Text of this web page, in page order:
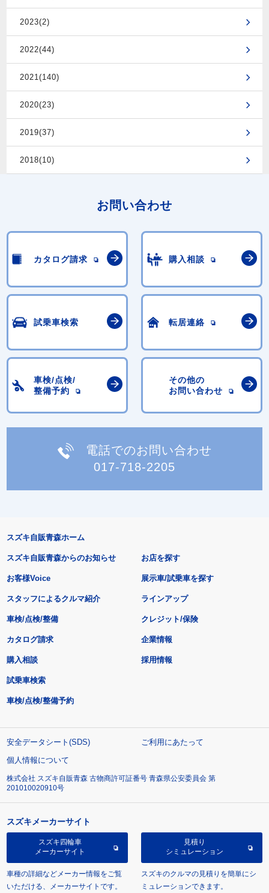
2023(2)
2022(44)
2021(140)
2020(23)
2019(37)
2018(10)
お問い合わせ
カタログ請求 購入相談
試乗車検索 転居連絡
車検/点検/
整備予約
その他の
お問い合わせ
電話でのお問い合わせ
017-718-2205
スズキ自販青森ホーム
スズキ自販青森からのお知らせ
お客様Voice
スタッフによるクルマ紹介
お店を探す
展示車/試乗車を探す
ラインアップ
車検/点検/整備 クレジット/保険
カタログ請求
購入相談
試乗車検索
車検/点検/整備予約
企業情報
採用情報
安全データシート(SDS)
ご利用にあたって
個人情報について
株式会社 スズキ自販青森 古物商許可証番号 青森県公安委員会 第
201010020910号
スズキメーカーサイト
スズキ四輪車
メーカーサイト
車種の詳細などメーカー情報をご覧
いただける、メーカーサイトです。
見積り
シミュレーション
スズキのクルマの見積りを簡単にシ
ミュレーションできます。